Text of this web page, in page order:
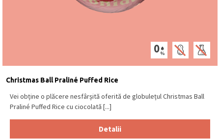
Christmas Ball Praliné Puffed Rice
Vei obține o plăcere nesfârșită oferită de globulețul Christmas Ball
Praliné Puffed Rice cu ciocolată [...]
Detalii